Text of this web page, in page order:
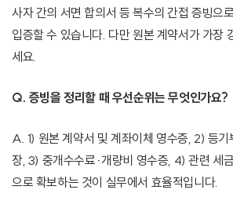
사자 간의 서면 합의서 등 복수의 간접 증빙으
입증할 수 있습니다. 다만 원본 계약서가 가장
세요.
Q. 증빙을 정리할 때 우선순위는 무엇인가요?
A. 1) 원본 계약서 및 계좌이체 영수증, 2) 등기
장, 3) 중개수수료·개량비 영수증, 4) 관련 세
으로 확보하는 것이 실무에서 효율적입니다.